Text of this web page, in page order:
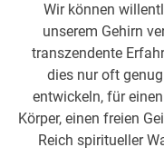
Wir können
unserem Gehirn
transzendente
dies nur oft
entwickeln, für
Körper, einen freien
Reich spiritueller